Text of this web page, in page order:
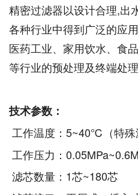
精密过滤器以设计合理,出
各种行业中得到广泛的应
医药工业、家用饮水、食
等行业的预处理及终端处理
技术参数：
工作温度：5~40℃（特殊
工作压力：
滤芯数量：1芯~180芯